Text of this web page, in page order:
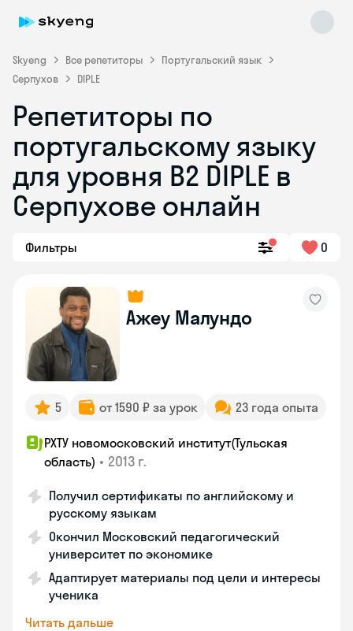
Skyeng Все репетиторы
Португальский язык
Серпухов
DIPLE
Репетиторы по
португальскому языку
для уровня B2 DIPLE в
Серпухове онлайн
Фильтры 0
Ажеу Малундо
5 от 1590 ₽ за урок 23 года опыта
РХТУ новомосковский институт(Тульская
область) • 2013 г.
Получил сертификаты по английскому и
русскому языкам
Окончил Московский педагогический
университет по экономике
Адаптирует материалы под цели и интересы
ученика
Читать дальше
Skyeng Chat
online